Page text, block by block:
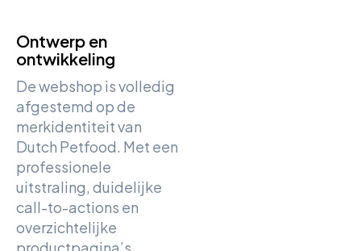
Ontwerp en
ontwikkeling
De webshop is volledig
afgestemd op de
merkidentiteit van
Dutch Petfood. Met een
professionele
uitstraling, duidelijke
call-to-actions en
overzichtelijke